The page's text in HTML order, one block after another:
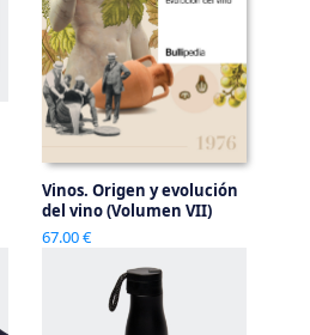
Vinos. Origen y evolución
del vino (Volumen VII)
67.00 €